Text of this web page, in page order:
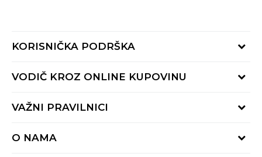
KORISNIČKA PODRŠKA
Provjeri status porudžbine
Radno vrijeme 9-16h
VODIČ KROZ ONLINE KUPOVINU
Načini isporuke
Reklamacije
VAŽNI PRAVILNICI
O NAMA